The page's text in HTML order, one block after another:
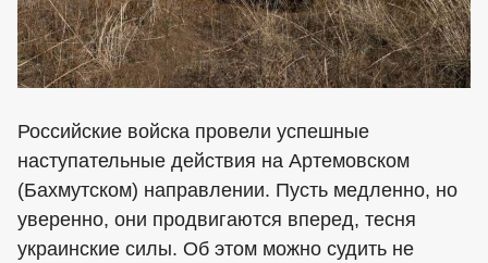
Российские войска провели успешные
наступательные действия на Артемовском
(Бахмутском) направлении. Пусть медленно, но
уверенно, они продвигаются вперед, тесня
украинские силы. Об этом можно судить не